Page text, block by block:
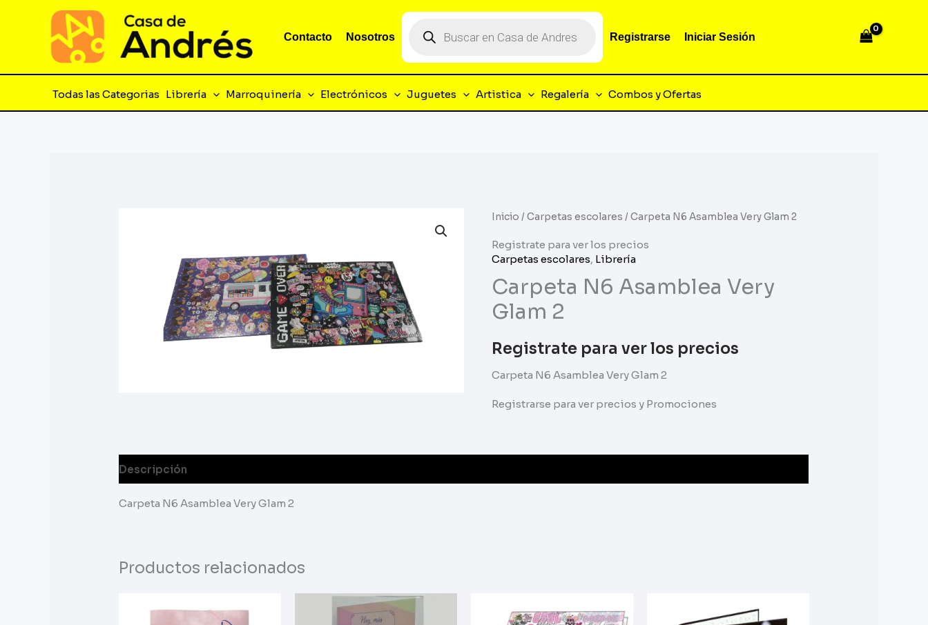
contenido
Contacto Nosotros
productos
Registrarse Iniciar Sesión
Todas las Categorias Librería Marroquinería Electrónicos Juguetes Artistica Regalería Combos y Ofertas
Inicio /Carpetas escolares / Carpeta N6 Asamblea Very Glam 2
Registrate para ver los precios
Carpetas escolares, Librería
Carpeta N6 Asamblea Very
Glam 2
Registrate para ver los precios
Carpeta N6 Asamblea Very Glam 2
Registrarse para ver precios y Promociones
Descripción
Carpeta N6 Asamblea Very Glam 2
Productos relacionados